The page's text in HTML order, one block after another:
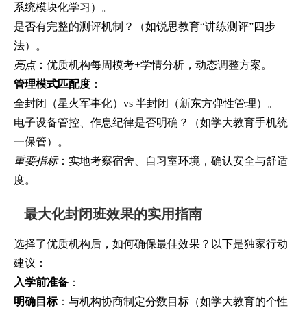
系统模块化学习）。
是否有完整的测评机制？（如锐思教育“讲练测评”四步
法）。
亮点：优质机构每周模考+学情分析，动态调整方案。
管理模式匹配度 ：
全封闭（星火军事化）vs 半封闭（新东方弹性管理）。
电子设备管控、作息纪律是否明确？（如学大教育手机统
一保管）。
重要指标：实地考察宿舍、自习室环境，确认安全与舒适
度。
最大化封闭班效果的实用指南
选择了优质机构后，如何确保最佳效果？以下是独家行动
建议：
入学前准备 ：
明确目标：与机构协商制定分数目标（如学大教育的个性